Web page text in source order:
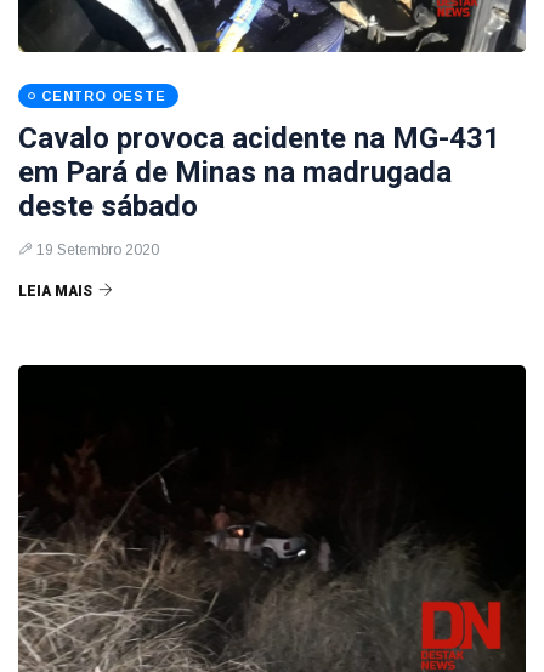
CENTRO OESTE
Cavalo provoca acidente na MG-431
em Pará de Minas na madrugada
deste sábado
19 Setembro 2020
LEIA MAIS